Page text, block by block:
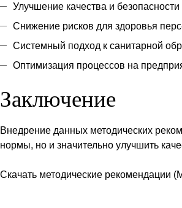
Улучшение качества и безопасности
Снижение рисков для здоровья
Системный подход к санитарной
Оптимизация процессов на
Заключение
Внедрение данных методических
нормы, но и значительно улучшить
Скачать методические рекомендации